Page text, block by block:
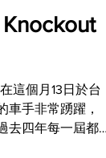
Knockout
這個月13日於台
車手非常踴躍，
去四年每一屆都